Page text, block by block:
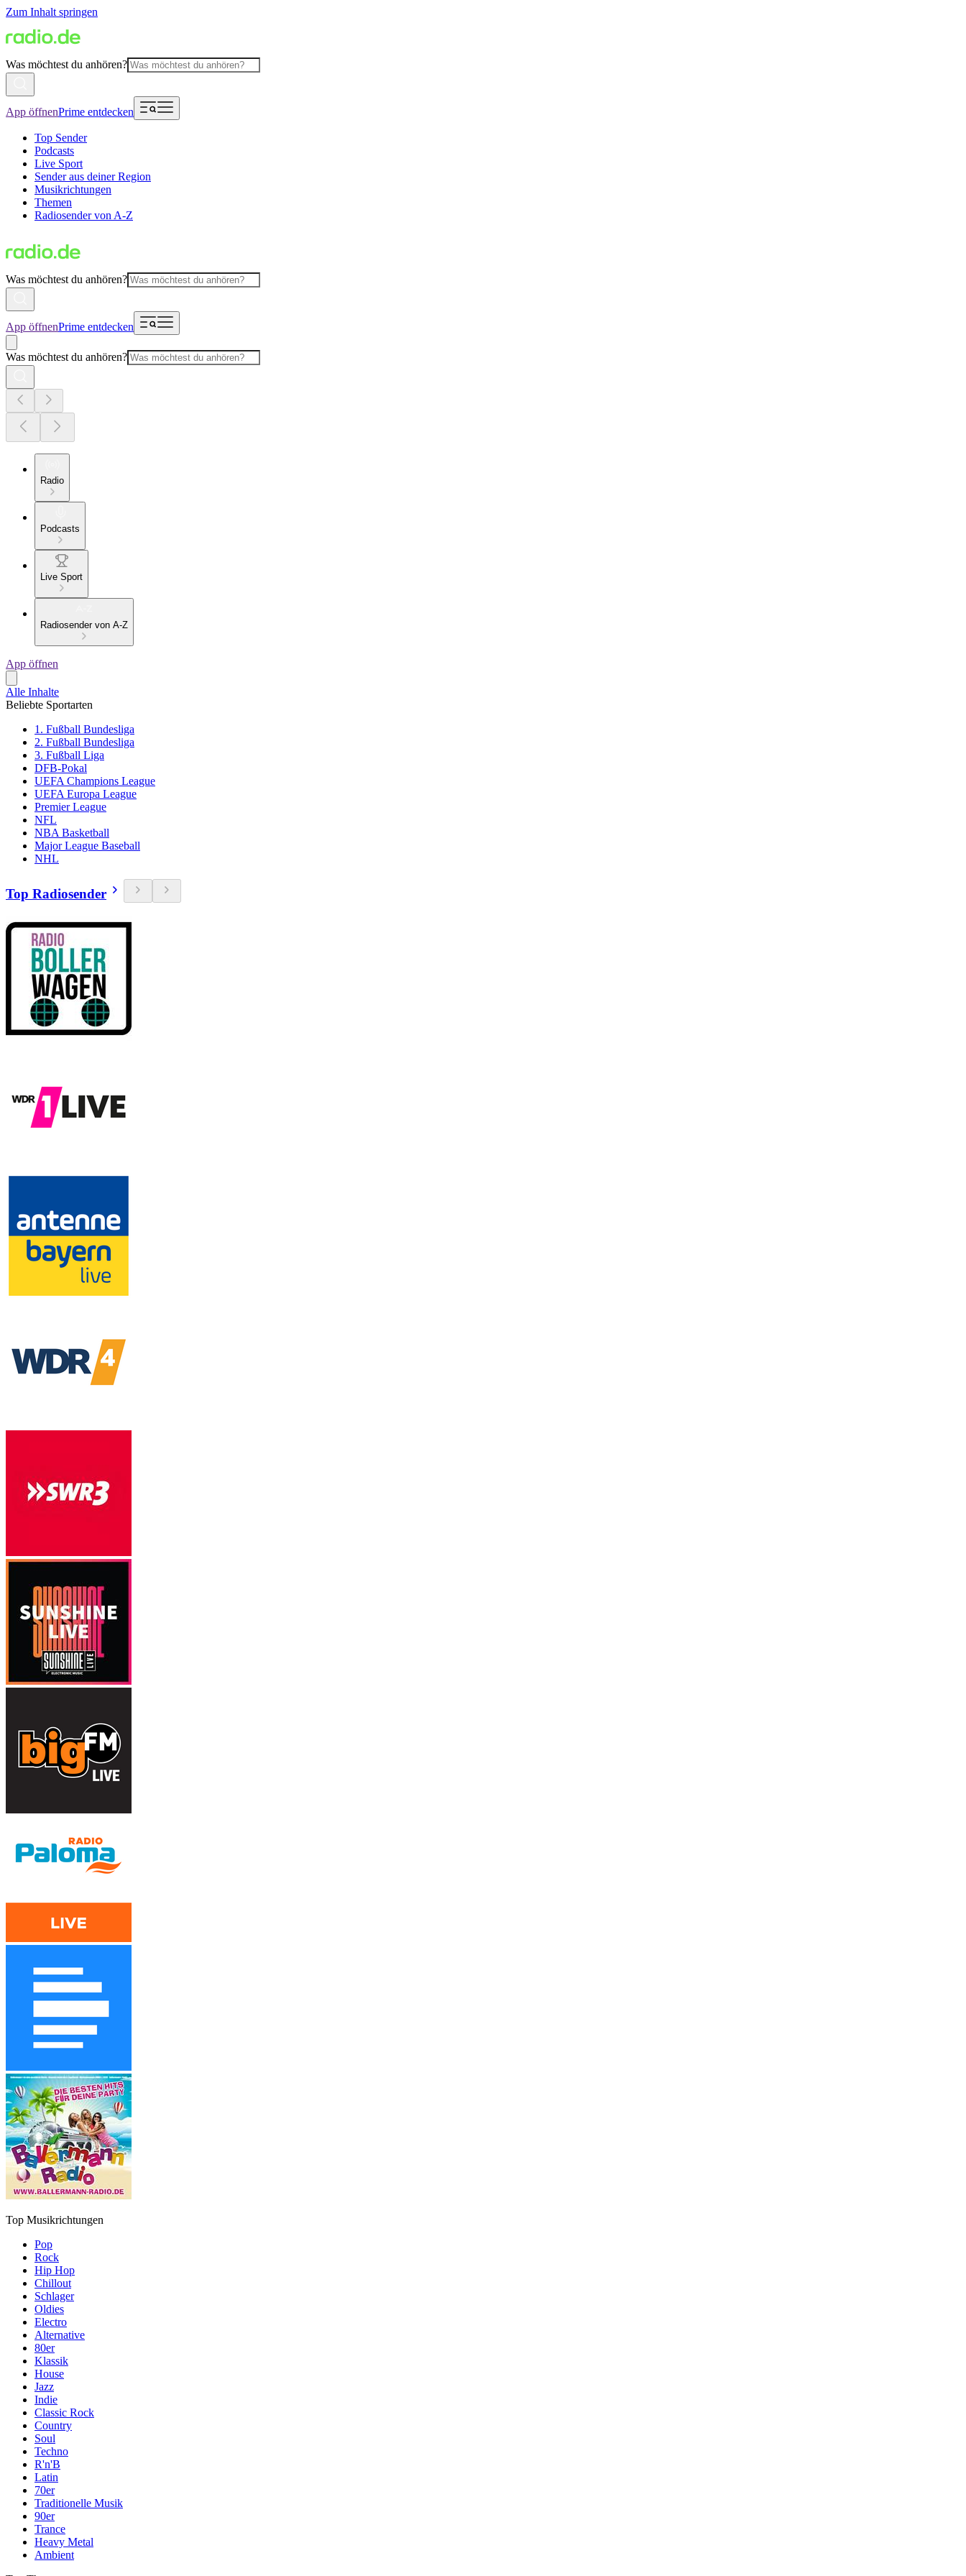
Zum Inhalt springen
Was möchtest du anhören?
App öffnenPrime entdecken
Top Sender
Podcasts
Live Sport
Sender aus deiner Region
Musikrichtungen
Themen
Radiosender von A-Z
Was möchtest du anhören?
App öffnenPrime entdecken
Was möchtest du anhören?
Radio
Podcasts
Live Sport
Radiosender von A-Z
App öffnen
Alle Inhalte
Beliebte Sportarten
1. Fußball Bundesliga
2. Fußball Bundesliga
3. Fußball Liga
DFB-Pokal
UEFA Champions League
UEFA Europa League
Premier League
NFL
NBA Basketball
Major League Baseball
NHL
Top Radiosender
Top Musikrichtungen
Pop
Rock
Hip Hop
Chillout
Schlager
Oldies
Electro
Alternative
80er
Klassik
House
Jazz
Indie
Classic Rock
Country
Soul
Techno
R'n'B
Latin
70er
Traditionelle Musik
90er
Trance
Heavy Metal
Ambient